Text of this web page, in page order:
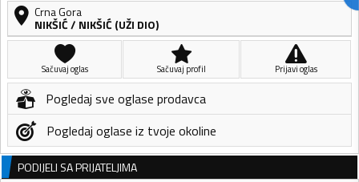
Crna Gora
NIKŠIĆ/ NIKŠIĆ (UŽI DIO)
Sačuvaj oglas Sačuvaj profil Prijavi oglas
Pogledaj sve oglase prodavca
Pogledaj oglase iz tvoje okoline
PODIJELI SA PRIJATELJIMA